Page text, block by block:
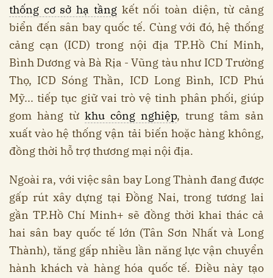
thống cơ sở hạ tầngkết nối toàn diện, từ cảng
biển đến sân bay quốc tế. Cùng với đó, hệ thống
cảng cạn (ICD) trong nội địa TP.Hồ Chí Minh,
Bình Dương và Bà Rịa - Vũng tàu như ICD Trường
Thọ, ICD Sóng Thần, ICD Long Bình, ICD Phú
Mỹ... tiếp tục giữ vai trò vệ tinh phân phối, giúp
gom hàng từ khu công nghiệp, trung tâm sản
xuất vào hệ thống vận tải biến hoặc hàng không,
đồng thời hỗ trợ thương mại nội địa.
Ngoài ra, với việc sân bay Long Thành đang được
gấp rút xây dựng tại Đồng Nai, trong tương lai
gần TP.Hồ Chí Minh+ sẽ đồng thời khai thác cả
hai sân bay quốc tế lớn (Tân Sơn Nhất và Long
Thành), tăng gấp nhiều lần năng lực vận chuyển
hành khách và hàng hóa quốc tế. Điều này tạo